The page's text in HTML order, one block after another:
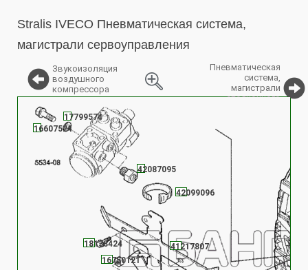
Stralis IVECO Пневматическая система,
магистрали сервоуправления
Звукоизоляция
воздушного
компрессора
Пневматическая
система,
магистрали
стояночного
42087095
16607524
17799574
42099096
41217807
16750121
18138424